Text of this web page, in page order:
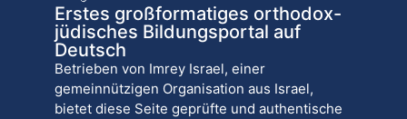
Erstes großformatiges orthodox-
jüdisches Bildungsportal auf
Deutsch
Betrieben von Imrey Israel, einer
gemeinnützigen Organisation aus Israel,
bietet diese Seite geprüfte und authentische